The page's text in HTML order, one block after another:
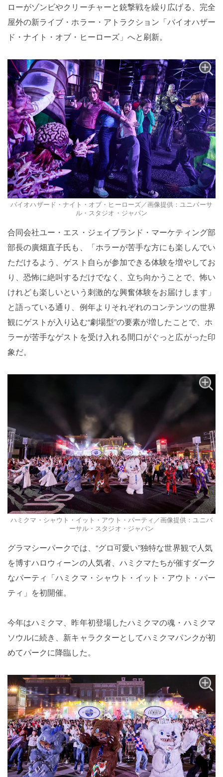
ローがゾンビやクリーチャーと銃撃戦を繰り広げる、完全
屋外の新ライブ・ホラー・アトラクション「バイオハザー
ド・ナイト・オブ・ヒーローズ」へと刷新。
バイオハザード・ナイト・オブ・ヒーローズ／画像提供：ユニバーサ
ル・スタジオ・ジャパン
合同会社ユー・エス・ジェイブランド・マーケティング部
部長の廣畑直子氏も、「ホラーが苦手な方にも楽しんでい
ただけるよう、ゲスト自らが参加できる体験を増やしてお
り、恐怖に絶叫するだけでなく、立ち向かうことで、怖い
けれども楽しいという刺激的な興奮体験をお届けします」
と語っている通り、例年よりそれぞれのコンテンツの世界
観にゲストが入り込む“劇場型”の要素が増したことで、ホ
ラーが苦手なゲストを受け入れる間口がぐっと広がった印
象だ。
ハミクマ・シャウト・イット・アウト・パーティ／画像提供：ユニバ
ーサル・スタジオ・ジャパン
グラマシーパークでは、“グロ可愛い”独特な世界観で人気
を博すハロウィーンの人気者、ハミクマたちが催すダーク
なパーティ「ハミクマ・シャウト・イット・アウト・パー
ティ」を初開催。
今年はハミクマ、昨年初登場したハミクマの魂・ハミクマ
ソウルに続き、新キャラクターとしてハミクマパンクが初
めてパークに降臨した。